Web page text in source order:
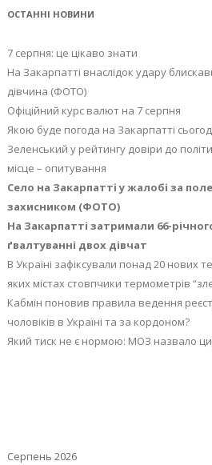
ОСТАННІ НОВИНИ
7 серпня: це цікаво знати
На Закарпатті внаслідок удару
дівчина (ФОТО)
Офіційний курс валют на 7 серпня
Якою буде погода на Закарпатті
Зеленський у рейтингу довіри до
місце – опитування
Село на Закарпатті у жалобі за
захисником (ФОТО)
На Закарпатті затримали 66-
ґвалтуванні двох дівчат
В Україні зафіксували понад 20 нових
яких містах стовпчики термометрів
Кабмін поновив правила ведення
чоловіків в Україні та за кордоном?
Який тиск не є нормою: МОЗ назвало
Серпень 2026